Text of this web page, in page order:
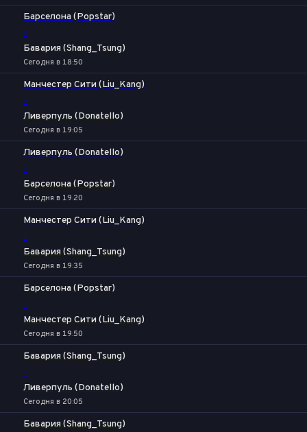
Барселона (Popstar)
-
Бавария (Shang_Tsung)
Сегодня в 18:50
Манчестер Сити (Liu_Kang)
-
Ливерпуль (Donatello)
Сегодня в 19:05
Ливерпуль (Donatello)
-
Барселона (Popstar)
Сегодня в 19:20
Манчестер Сити (Liu_Kang)
-
Бавария (Shang_Tsung)
Сегодня в 19:35
Барселона (Popstar)
-
Манчестер Сити (Liu_Kang)
Сегодня в 19:50
Бавария (Shang_Tsung)
-
Ливерпуль (Donatello)
Сегодня в 20:05
Бавария (Shang_Tsung)